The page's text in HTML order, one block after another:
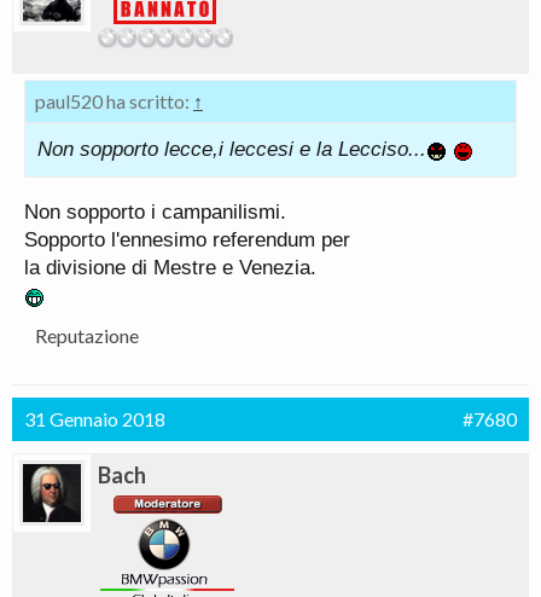
paul520 ha scritto: ↑
Non sopporto lecce,i leccesi e la Lecciso...
Non sopporto i campanilismi.
Sopporto l'ennesimo referendum per
la divisione di Mestre e Venezia.
Reputazione
31 Gennaio 2018 #7680
Bach